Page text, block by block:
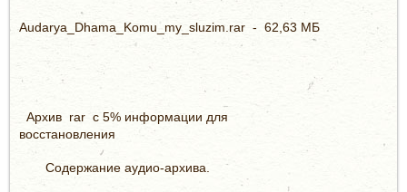
Audarya_Dhama_Komu_my_sluzim.rar - 62,63 МБ
Архив rar c 5% информации для
восстановления
Содержание аудио-архива.